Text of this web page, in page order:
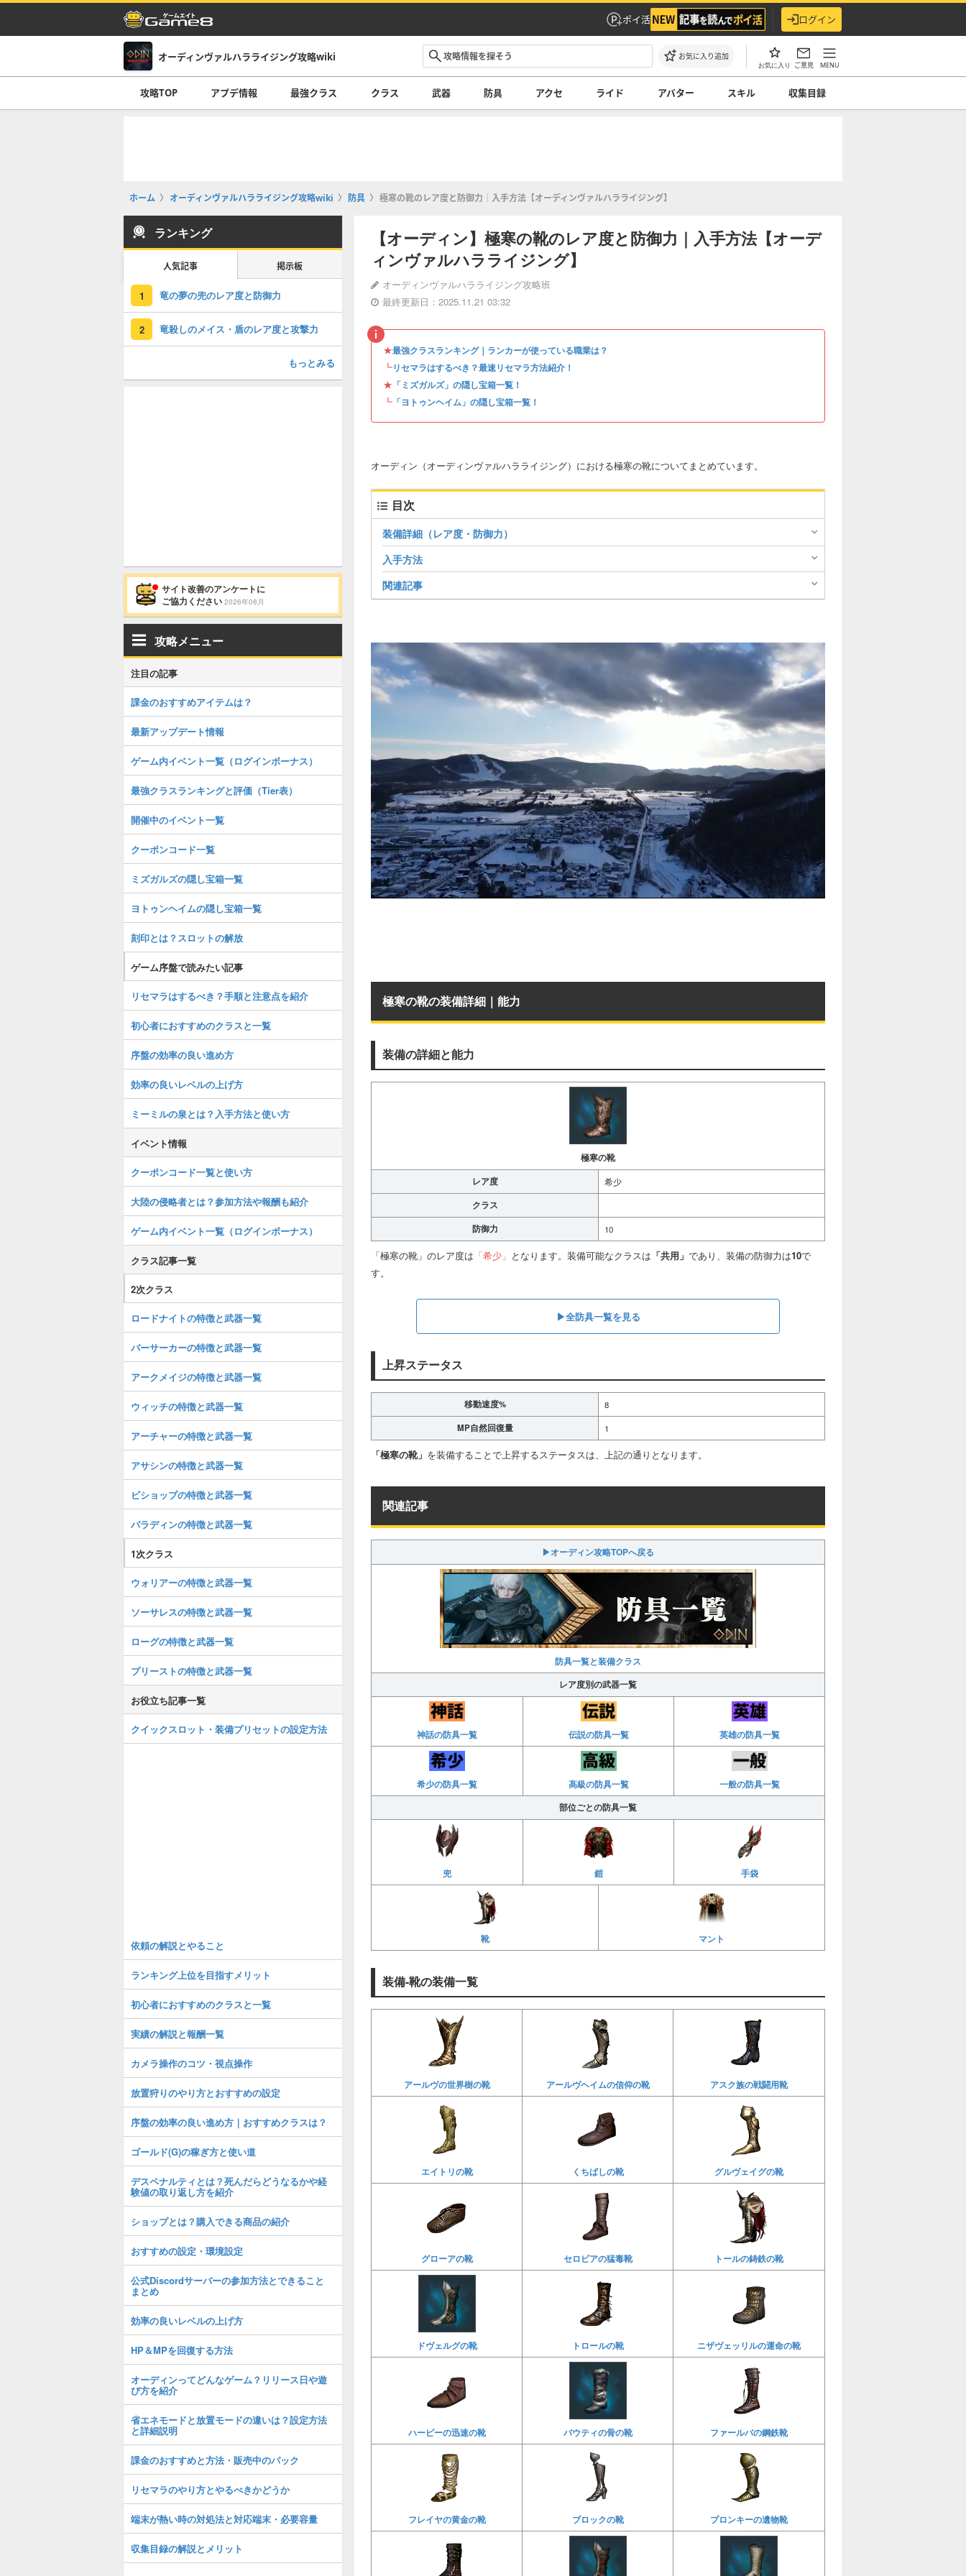
ポイ活 ログイン
オーディンヴァルハラライジング攻略wiki お気に入り追加
お気に入り ご意見 MENU
攻略TOP アプデ情報 最強クラス クラス 武器 防具 アクセ ライド アバター スキル 収集目録
ホーム オーディンヴァルハラライジング攻略wiki 防具 極寒の靴のレア度と防御力｜入手方法【オーディンヴァルハラライジング】
【オーディン】極寒の靴のレア度と防御力｜入手方法【オーデ
ィンヴァルハラライジング】
オーディンヴァルハラライジング攻略班
最終更新日：2025.11.21 03:32
★最強クラスランキング｜ランカーが使っている職業は？
┗リセマラはするべき？最速リセマラ方法紹介！
★ 「ミズガルズ」の隠し宝箱一覧！
┗ 「ヨトゥンヘイム」の隠し宝箱一覧！
オーディン（オーディンヴァルハラライジング）における極寒の靴についてまとめています。
目次
装備詳細（レア度・防御力）
入手方法
関連記事
極寒の靴の装備詳細｜能力
装備の詳細と能力
極寒の靴
レア度
希少
クラス
防御力
10
「極寒の靴」のレア度は 「希少」 となります。装備可能なクラスは 「共用」 であり、装備の防御力は10で
す。
▶全防具一覧を見る
上昇ステータス
移動速度% 8
MP自然回復量 1
「極寒の靴」 を装備することで上昇するステータスは、上記の通りとなります。
関連記事
▶オーディン攻略TOPへ戻る
防具一覧と装備クラス
レア度別の武器一覧
神話の防具一覧 伝説の防具一覧 英雄の防具一覧
希少の防具一覧 高級の防具一覧 一般の防具一覧
部位ごとの防具一覧
兜 鎧 手袋
靴 マント
装備-靴の装備一覧
アールヴの世界樹の靴 アールヴヘイムの信仰の靴 アスク族の戦闘用靴
エイトリの靴 くちばしの靴 グルヴェイグの靴
グローアの靴 セロビアの猛毒靴 トールの鋳鉄の靴
ドヴェルグの靴 トロールの靴 ニザヴェッリルの運命の靴
ハーピーの迅速の靴 バウティの骨の靴 ファールバの鋼鉄靴
フレイヤの黄金の靴 ブロックの靴 プロンキーの遺物靴
ランキング
人気記事 掲示板
1 竜の夢の兜のレア度と防御力
2 竜殺しのメイス・盾のレア度と攻撃力
もっとみる
サイト改善のアンケートに
ご協力ください 2026年08月
攻略メニュー
注目の記事
課金のおすすめアイテムは？
最新アップデート情報
ゲーム内イベント一覧（ログインボーナス）
最強クラスランキングと評価（Tier表）
開催中のイベント一覧
クーポンコード一覧
ミズガルズの隠し宝箱一覧
ヨトゥンヘイムの隠し宝箱一覧
刻印とは？スロットの解放
ゲーム序盤で読みたい記事
リセマラはするべき？手順と注意点を紹介
初心者におすすめのクラスと一覧
序盤の効率の良い進め方
効率の良いレベルの上げ方
ミーミルの泉とは？入手方法と使い方
イベント情報
クーポンコード一覧と使い方
大陸の侵略者とは？参加方法や報酬も紹介
ゲーム内イベント一覧（ログインボーナス）
クラス記事一覧
2次クラス
ロードナイトの特徴と武器一覧
バーサーカーの特徴と武器一覧
アークメイジの特徴と武器一覧
ウィッチの特徴と武器一覧
アーチャーの特徴と武器一覧
アサシンの特徴と武器一覧
ビショップの特徴と武器一覧
パラディンの特徴と武器一覧
1次クラス
ウォリアーの特徴と武器一覧
ソーサレスの特徴と武器一覧
ローグの特徴と武器一覧
プリーストの特徴と武器一覧
お役立ち記事一覧
クイックスロット・装備プリセットの設定方法
依頼の解説とやること
ランキング上位を目指すメリット
初心者におすすめのクラスと一覧
実績の解説と報酬一覧
カメラ操作のコツ・視点操作
放置狩りのやり方とおすすめの設定
序盤の効率の良い進め方｜おすすめクラスは？
ゴールド(G)の稼ぎ方と使い道
デスペナルティとは？死んだらどうなるかや経
験値の取り返し方を紹介
ショップとは？購入できる商品の紹介
おすすめの設定・環境設定
公式Discordサーバーの参加方法とできること
まとめ
効率の良いレベルの上げ方
HP＆MPを回復する方法
オーディンってどんなゲーム？リリース日や遊
び方を紹介
省エネモードと放置モードの違いは？設定方法
と詳細説明
課金のおすすめと方法・販売中のパック
リセマラのやり方とやるべきかどうか
端末が熱い時の対処法と対応端末・必要容量
収集目録の解説とメリット